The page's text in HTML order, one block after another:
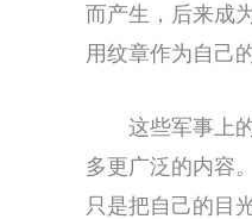
而产生，后来成
用纹章作为自己
这些军事上
多更广泛的内容
只是把自己的目